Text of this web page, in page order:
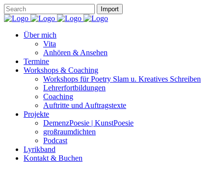
Über mich
Vita
Anhören & Ansehen
Termine
Workshops & Coaching
Workshops für Poetry Slam u. Kreatives Schreiben
Lehrerfortbildungen
Coaching
Auftritte und Auftragstexte
Projekte
DemenzPoesie | KunstPoesie
großraumdichten
Podcast
Lyrikband
Kontakt & Buchen